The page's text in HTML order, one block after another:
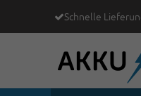
Schnelle